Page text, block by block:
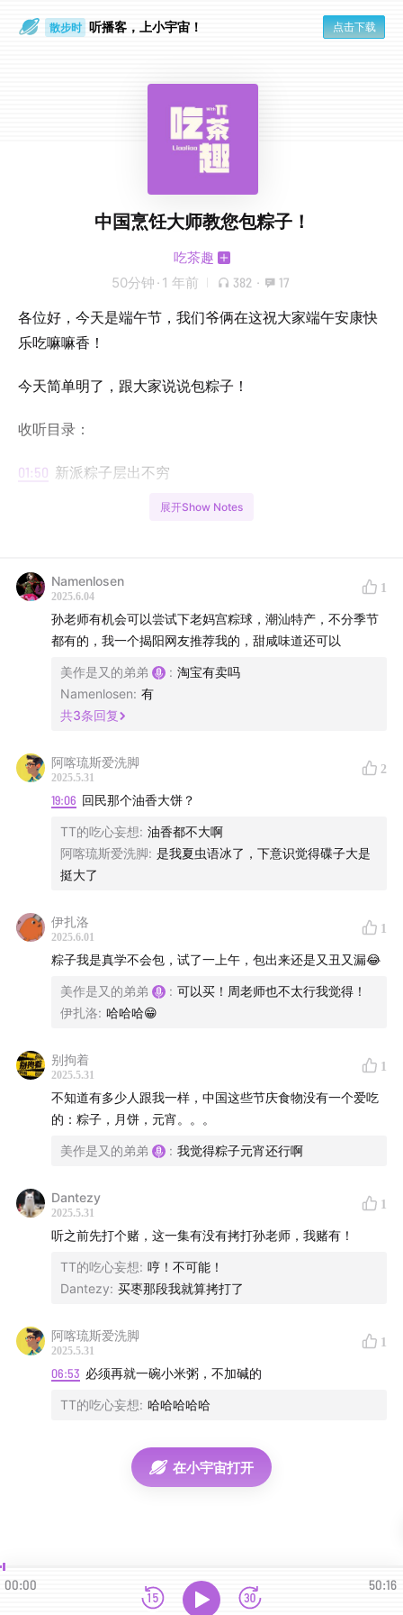
散步时 听播客，上小宇宙！ 点击下载
中国烹饪大师教您包粽子！
吃茶趣
50分钟 · 1 年前 382 · 17
各位好，今天是端午节，我们爷俩在这祝大家端午安康快
乐吃嘛嘛香！
今天简单明了，跟大家说说包粽子！
收听目录：
01:50 新派粽子层出不穷
早点铺零添加的趣闻
27:00 包粽子还有辅助器具
没有枣用豆馅
粽子必须配白砂糖？？
展开Show Notes
Namenlosen
2025.6.04
1
孙老师有机会可以尝试下老妈宫粽球，潮汕特产，不分季节
都有的，我一个揭阳网友推荐我的，甜咸味道还可以
美作是又的弟弟 : 淘宝有卖吗
Namenlosen: 有
共3条回复
阿喀琉斯爱洗脚
2025.5.31
2
19:06 回民那个油香大饼？
TT的吃心妄想: 油香都不大啊
阿喀琉斯爱洗脚: 是我夏虫语冰了，下意识觉得碟子大是
挺大了
伊扎洛
2025.6.01
1
粽子我是真学不会包，试了一上午，包出来还是又丑又漏😂
美作是又的弟弟 : 可以买！周老师也不太行我觉得！
伊扎洛: 哈哈哈😁
别拘着
2025.5.31
1
不知道有多少人跟我一样，中国这些节庆食物没有一个爱吃
的：粽子，月饼，元宵。。。
美作是又的弟弟 : 我觉得粽子元宵还行啊
Dantezy
2025.5.31
1
听之前先打个赌，这一集有没有拷打孙老师，我赌有！
TT的吃心妄想: 哼！不可能！
Dantezy: 买枣那段我就算拷打了
阿喀琉斯爱洗脚
2025.5.31
1
06:53 必须再就一碗小米粥，不加碱的
TT的吃心妄想: 哈哈哈哈哈
在小宇宙打开
00:00 50:16